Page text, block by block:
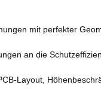
mit perfekter
an die
Layout,